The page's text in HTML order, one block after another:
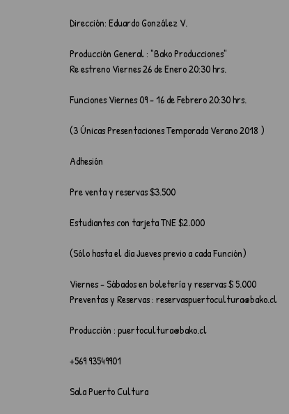
Dirección: Eduardo González V.
Producción General : "Bako Producciones"
Re estreno Viernes 26 de Enero 20:30 hrs.
Funciones Viernes 09 - 16 de Febrero 20:30 hrs.
(3 Únicas Presentaciones Temporada Verano 2018 )
Adhesión
Pre venta y reservas $3.500
Estudiantes con tarjeta TNE $2.000
(Sólo hasta el día Jueves previo a cada Función)
Viernes - Sábados en boletería y reservas $ 5.000
Preventas y Reservas : reservaspuertocultura@bako.cl
Producción : puertocultura@bako.cl
+569 93549901
Sala Puerto Cultura